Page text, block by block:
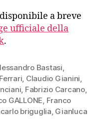
a breve
ufficiale della
.
Bastasi,
, Claudio Gianini,
, Fabrizio Carcano,
GALLONE, Franco
briguglia, Gianluca